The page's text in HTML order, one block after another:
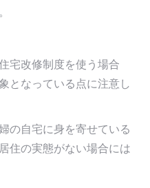
宅改修制度を使う場合
となっている点に注意し
の自宅に身を寄せている
住の実態がない場合には